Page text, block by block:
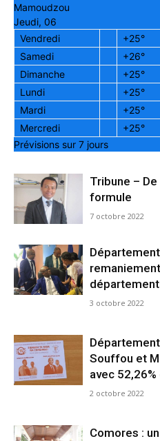
Mamoudzou
Jeudi, 06
Vendredi
+25°
Samedi
+26°
Dimanche
+25°
Lundi
+25°
Mardi
+25°
Mercredi
+25°
Prévisions sur 7 jours
Tribune –
formule
7 octobre 2022
3 octobre 2022
Souffou et
avec
2 octobre 2022
Comores :